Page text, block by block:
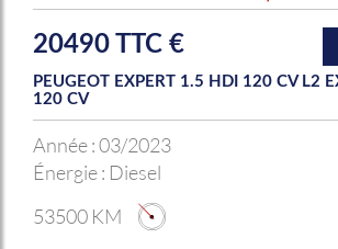
20490 TTC €
PEUGEOT EXPERT 1.5 HDI 120 CV L2
120 CV
Année :03/2023
Énergie : Diesel
53500 KM